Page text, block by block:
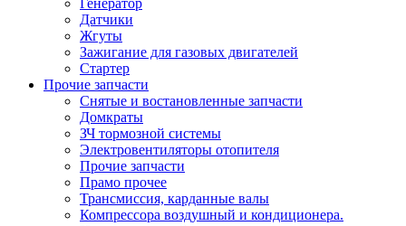
Датчики
Жгуты
Зажигание для газовых двигателей
Стартер
Прочие запчасти
Снятые и востановленные запчасти
Домкраты
ЗЧ тормозной системы
Электровентиляторы отопителя
Прочие запчасти
Прамо прочее
Трансмиссия, карданные валы
Компрессора воздушный и кондиционера.